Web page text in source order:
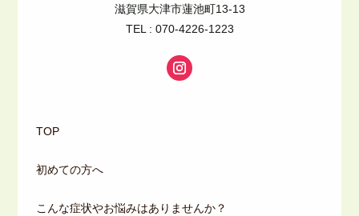
滋賀県大津市蓮池町13-13
TEL : 070-4226-1223
TOP
初めての方へ
こんな症状やお悩みはありませんか？